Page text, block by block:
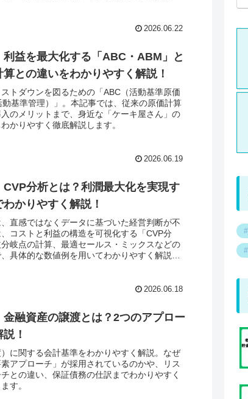
2026.06.22
利益を最大化する「ABC・ABM」と
との違いをわかりやすく解説！
トダウンを図るための「ABC（活動基準原価
基準管理）」。本記事では、従来の原価計算
のメリットまで、身近な「ケーキ屋さん」の
かりやすく徹底解説します。
2026.06.19
CVP分析とは？利潤最大化を実現す
かりやすく解説！
直感ではなくデータに基づいた経営判断が不
コストと利益の構造を可視化する「CVP分
岐点の計算、最適セールス・ミックスなどの
具体的な数値例を用いてわかりやすく解説し
2026.06.18
金融資産の譲渡とは？2つのアプロー
！
に関する会計基準をわかりやすく解説。なぜ
アプローチ」が採用されているのかや、リス
との違い、保証債務の仕訳までわかりやすく
す。